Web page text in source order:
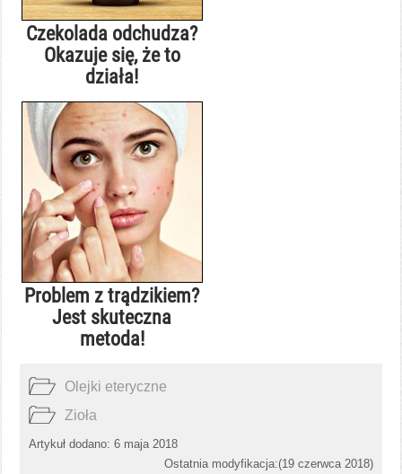
Czekolada odchudza?
Okazuje się, że to
działa!
Problem z trądzikiem?
Jest skuteczna
metoda!
Olejki eteryczne
Zioła
Artykuł dodano: 6 maja 2018
Ostatnia modyfikacja:(19 czerwca 2018)